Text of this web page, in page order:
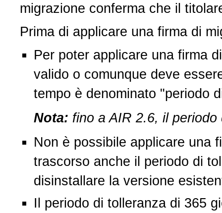
migrazione conferma che il
Prima di applicare una firma di
Per poter applicare una firma
valido o comunque deve
tempo è denominato "periodo
Nota: fino a AIR 2.6, il
Non è possibile applicare una
trascorso anche il periodo di
disinstallare la versione
Il periodo di tolleranza di 365